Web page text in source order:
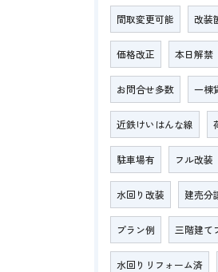
間取変更可能 改装
価格改正 本日解禁
お問合せ多数 一棟
近鉄けいはんな線
駐車場有 フル改装
水回り改装 建売分
プラン例 三階建て
水回りリフォーム済